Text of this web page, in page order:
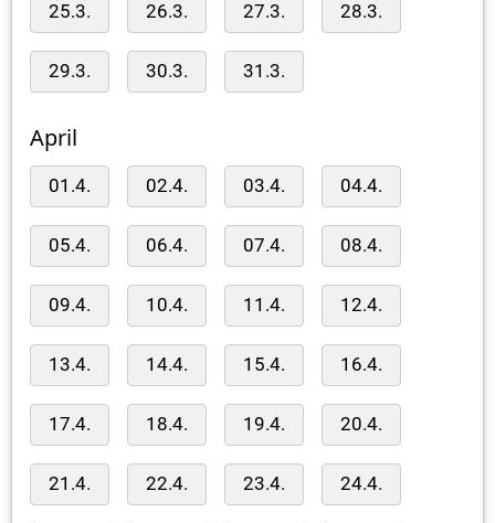
25.3. 26.3. 27.3. 28.3.
29.3. 30.3. 31.3.
April
01.4. 02.4. 03.4. 04.4.
05.4. 06.4. 07.4. 08.4.
09.4. 10.4. 11.4. 12.4.
13.4. 14.4. 15.4. 16.4.
17.4. 18.4. 19.4. 20.4.
21.4. 22.4. 23.4. 24.4.